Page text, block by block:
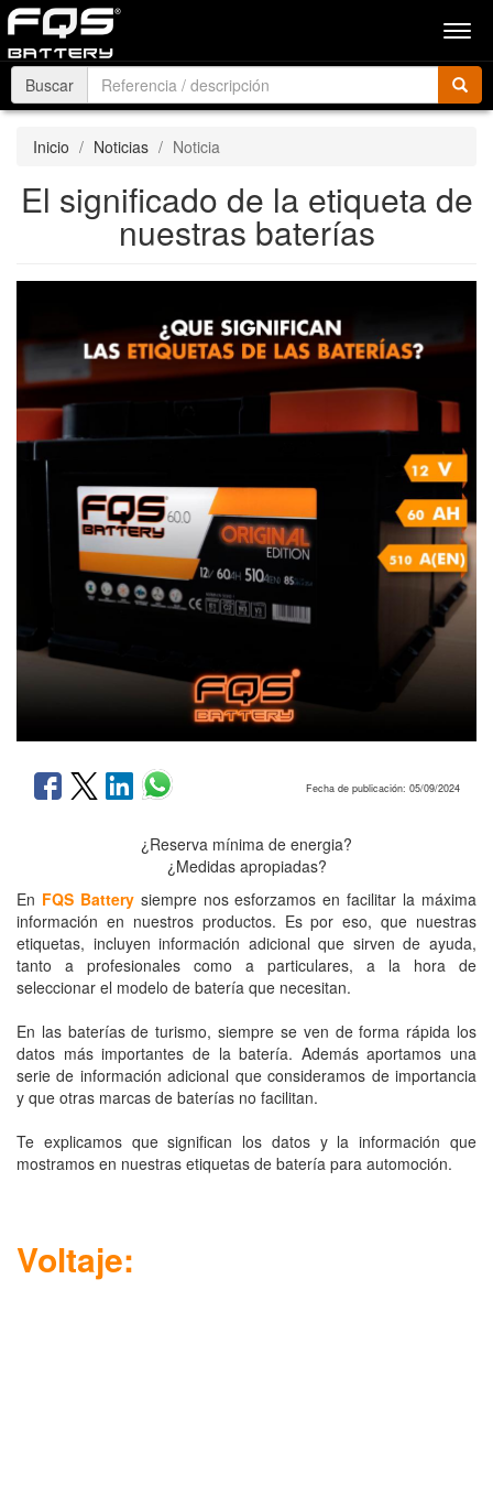
Buscar
Inicio Noticias Noticia
El significado de la etiqueta de
nuestras baterías
Fecha de publicación: 05/09/2024
¿Reserva mínima de energia?
¿Medidas apropiadas?
En FQS Batterysiempre nos esforzamos en facilitar la máxima
información en nuestros productos. Es por eso, que nuestras
etiquetas, incluyen información adicional que sirven de ayuda,
tanto a profesionales como a particulares, a la hora de
seleccionar el modelo de batería que necesitan.
En las baterías de turismo, siempre se ven de forma rápida los
datos más importantes de la batería. Además aportamos una
serie de información adicional que consideramos de importancia
y que otras marcas de baterías no facilitan.
Te explicamos que significan los datos y la información que
mostramos en nuestras etiquetas de batería para automoción.
Voltaje: